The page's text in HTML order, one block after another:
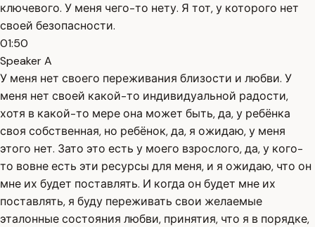
ключевого. У меня чего-то нету. Я тот, у которого нет
своей безопасности.
01:50
Speaker A
У меня нет своего переживания близости и любви. У
меня нет своей какой-то индивидуальной радости,
хотя в какой-то мере она может быть, да, у ребёнка
своя собственная, но ребёнок, да, я ожидаю, у меня
этого нет. Зато это есть у моего взрослого, да, у кого-
то вовне есть эти ресурсы для меня, и я ожидаю, что он
мне их будет поставлять. И когда он будет мне их
поставлять, я буду переживать свои желаемые
эталонные состояния любви, принятия, что я в порядке,